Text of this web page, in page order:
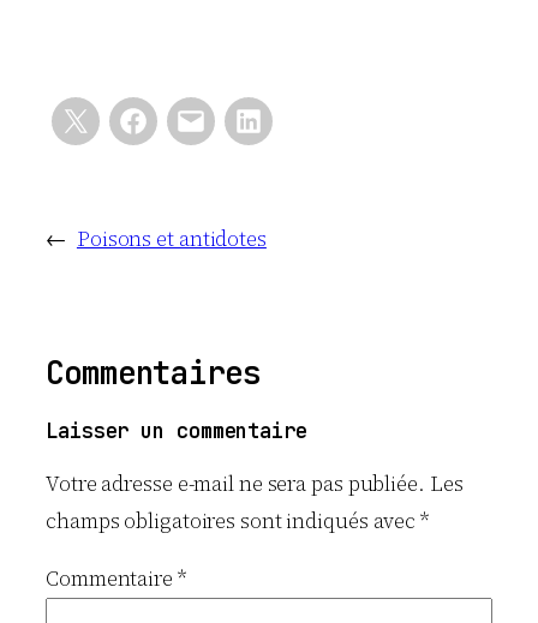
← Poisons et antidotes
Commentaires
Laisser un commentaire
Votre adresse e-mail ne sera pas publiée. Les
champs obligatoires sont indiqués avec*
Commentaire *